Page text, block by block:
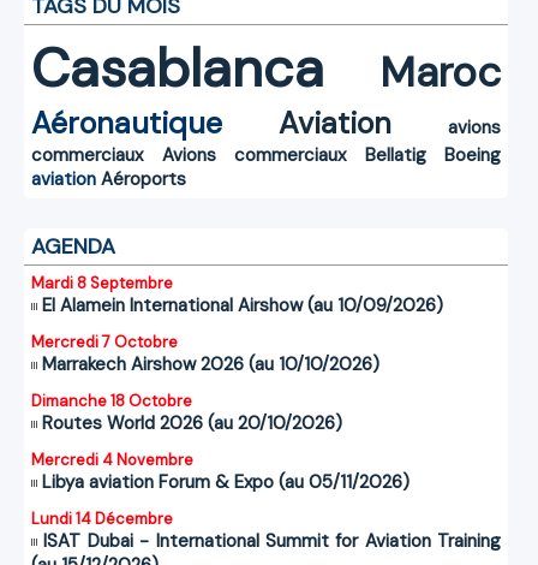
Casablanca Maroc
Aéronautique Aviation
avions
commerciaux
Avions commerciaux Bellatig
Boeing
aviation Aéroports
AGENDA
Mardi 8 Septembre
El Alamein International Airshow (au 10/09/2026)
Mercredi 7 Octobre
Marrakech Airshow 2026 (au 10/10/2026)
Dimanche 18 Octobre
Routes World 2026 (au 20/10/2026)
Mercredi 4 Novembre
Libya aviation Forum & Expo (au 05/11/2026)
Lundi 14 Décembre
ISAT Dubai - International Summit for Aviation Training